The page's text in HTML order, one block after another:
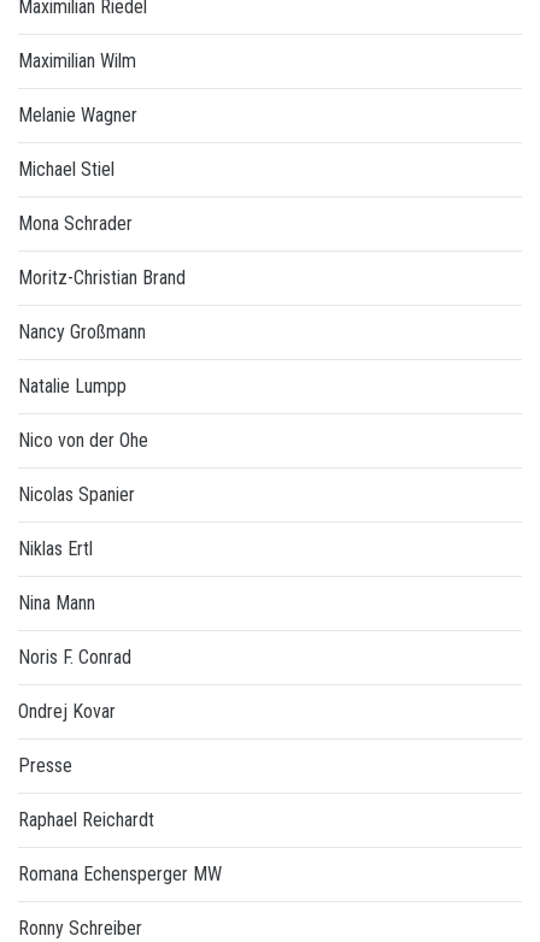
Maximilian Riedel
Maximilian Wilm
Melanie Wagner
Michael Stiel
Mona Schrader
Moritz-Christian Brand
Nancy Großmann
Natalie Lumpp
Nico von der Ohe
Nicolas Spanier
Niklas Ertl
Nina Mann
Noris F. Conrad
Ondrej Kovar
Presse
Raphael Reichardt
Romana Echensperger MW
Ronny Schreiber